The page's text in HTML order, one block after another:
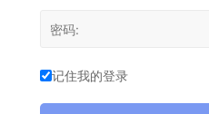
记住我的登录